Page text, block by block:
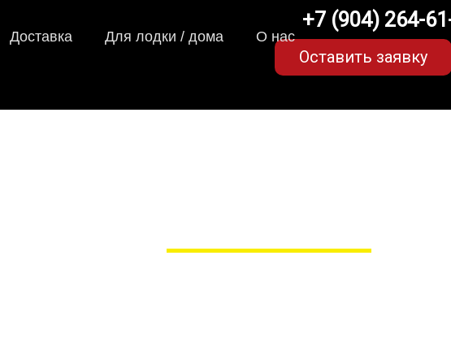
Доставка Для лодки / дома О нас
+7 (904) 264-
Оставить заявку